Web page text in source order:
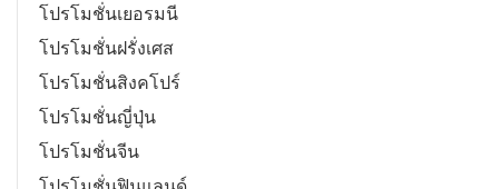
โปรโมชั่นเยอรมนี
โปรโมชั่นฝรั่งเศส
โปรโมชั่นสิงคโปร์
โปรโมชั่นญี่ปุ่น
โปรโมชั่นจีน